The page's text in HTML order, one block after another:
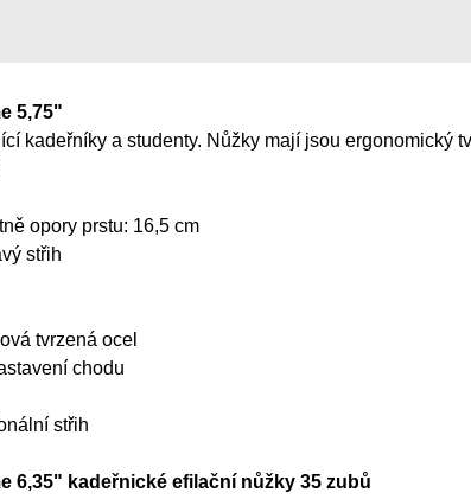
5,75"
kadeřníky a studenty. Nůžky mají jsou ergonomický
opory prstu: 16,5 cm
střih
tvrzená ocel
chodu
střih
6,35" kadeřnické efilační nůžky 35 zubů